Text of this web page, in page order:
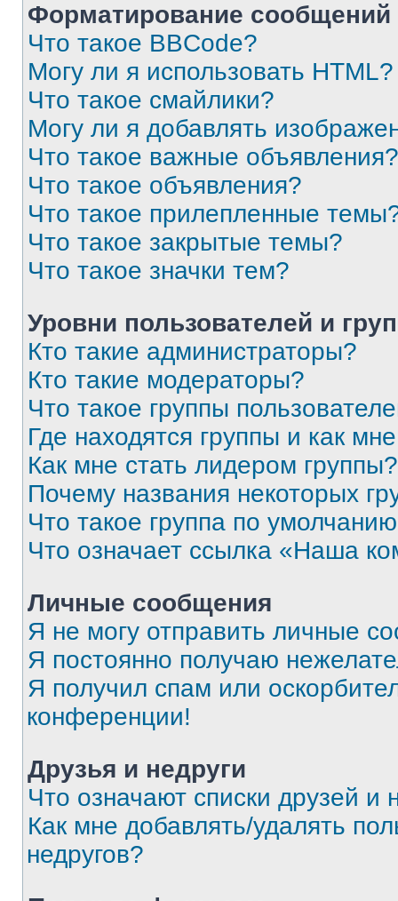
Форматирование
Что такое BBCode?
Могу ли я использовать HTML?
Что такое смайлики?
Могу ли я добавлять
Что такое важные объявления?
Что такое объявления?
Что такое прилепленные
Что такое закрытые темы?
Что такое значки тем?
Уровни пользователей и
Кто такие администраторы?
Кто такие модераторы?
Что такое группы
Где находятся группы и как
Как мне стать лидером группы?
Почему названия некоторых
Что такое группа по
Что означает ссылка «Наша
Личные сообщения
Я не могу отправить личные
Я постоянно получаю
Я получил спам или
конференции!
Друзья и недруги
Что означают списки друзей и
Как мне добавлять/удалять
недругов?